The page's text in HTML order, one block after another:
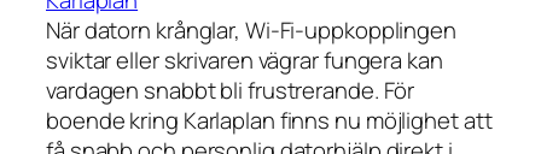
När datorn krånglar, Wi-Fi-uppkopplingen
sviktar eller skrivaren vägrar fungera kan
vardagen snabbt bli frustrerande. För
boende kring Karlaplan finns nu möjlighet att